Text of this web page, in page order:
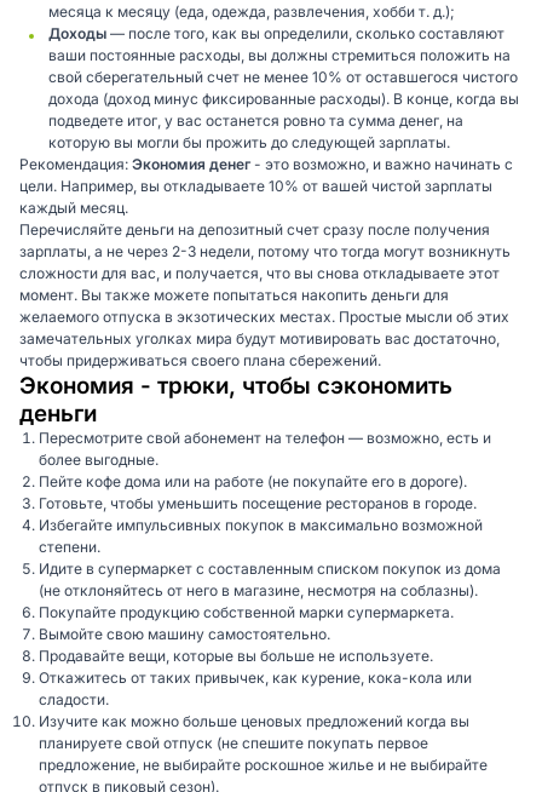
месяца к месяцу (еда, одежда, развлечения, хобби т. д.);
Доходы — после того, как вы определили, сколько составляют
ваши постоянные расходы, вы должны стремиться положить на
свой сберегательный счет не менее 10% от оставшегося чистого
дохода (доход минус фиксированные расходы). В конце, когда вы
подведете итог, у вас останется ровно та сумма денег, на
которую вы могли бы прожить до следующей зарплаты.
Рекомендация: Экономия денег - это возможно, и важно начинать с
цели. Например, вы откладываете 10% от вашей чистой зарплаты
каждый месяц.
Перечисляйте деньги на депозитный счет сразу после получения
зарплаты, а не через 2-3 недели, потому что тогда могут возникнуть
сложности для вас, и получается, что вы снова откладываете этот
момент. Вы также можете попытаться накопить деньги для
желаемого отпуска в экзотических местах. Простые мысли об этих
замечательных уголках мира будут мотивировать вас достаточно,
чтобы придерживаться своего плана сбережений.
Экономия - трюки, чтобы сэкономить
деньги
Пересмотрите свой абонемент на телефон — возможно, есть и
более выгодные.
Пейте кофе дома или на работе (не покупайте его в дороге).
Готовьте, чтобы уменьшить посещение ресторанов в городе.
Избегайте импульсивных покупок в максимально возможной
степени.
Идите в супермаркет с составленным списком покупок из дома
(не отклоняйтесь от него в магазине, несмотря на соблазны).
Покупайте продукцию собственной марки супермаркета.
Вымойте свою машину самостоятельно.
Продавайте вещи, которые вы больше не используете.
Откажитесь от таких привычек, как курение, кока-кола или
сладости.
Изучите как можно больше ценовых предложений когда вы
планируете свой отпуск (не спешите покупать первое
предложение, не выбирайте роскошное жилье и не выбирайте
отпуск в пиковый сезон).